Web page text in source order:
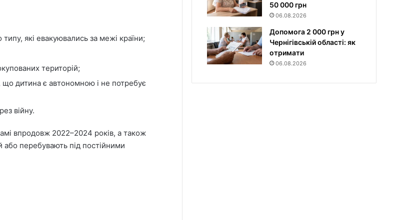
які евакуювались за межі країни;
територій;
що дитина є автономною і не потребує
війну.
впродовж 2022–2024 років, а також
або перебувають під постійними
50 000 грн
06.08.2026
Допомога 2 000 грн у
Чернігівській області: як
отримати
06.08.2026